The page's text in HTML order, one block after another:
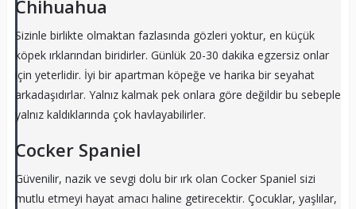
Chihuahua
Sizinle birlikte olmaktan fazlasında gözleri yoktur, en küçük
köpek ırklarından biridirler. Günlük 20-30 dakika egzersiz onlar
için yeterlidir. İyi bir apartman köpeğe ve harika bir seyahat
arkadaşıdırlar. Yalnız kalmak pek onlara göre değildir bu sebeple
yalnız kaldıklarında çok havlayabilirler.
Cocker Spaniel
Güvenilir, nazik ve sevgi dolu bir ırk olan Cocker Spaniel sizi
mutlu etmeyi hayat amacı haline getirecektir. Çocuklar, yaşlılar,